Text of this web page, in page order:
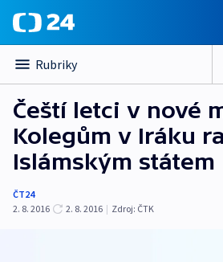
Rubriky
Čeští letci v nové
Kolegům v Iráku
Islámským státem
ČT24
2. 8. 2016
2. 8. 2016 | Zdroj: ČTK